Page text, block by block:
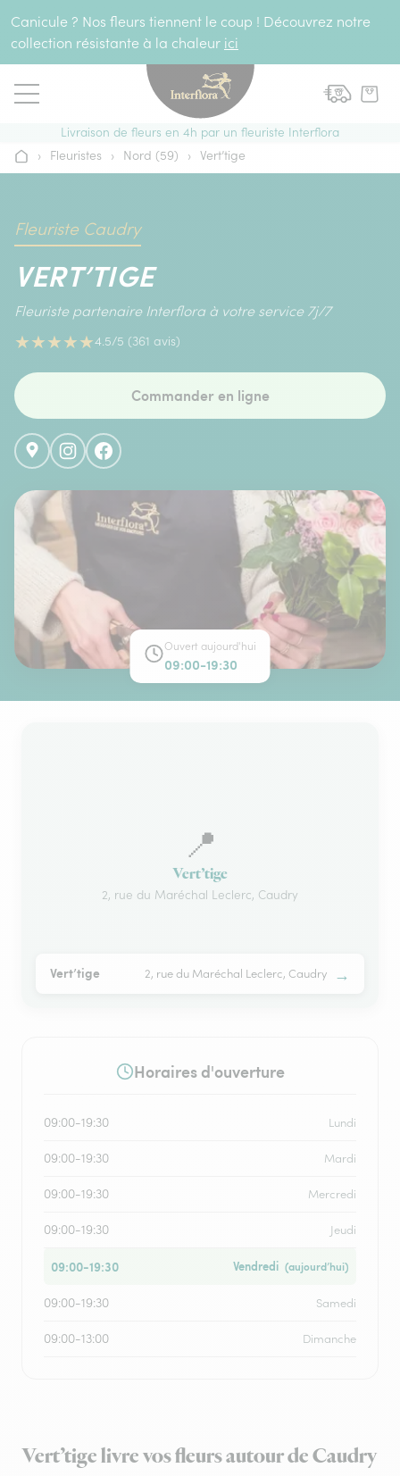
Canicule ? Nos fleurs tiennent le coup ! Découvrez notre
collection résistante à la chaleur ici
Livraison de fleurs en 4h par un fleuriste Interflora
Accueil
› Fleuristes › Nord (59) › Vert’tige
Fleuriste Caudry
VERT’TIGE
Fleuriste partenaire Interflora à votre service 7j/7
★★★★★4.5/5 (361 avis)
Commander en ligne
Ouvert aujourd'hui
09:00-19:30
📍
Vert’tige
2, rue du Maréchal Leclerc, Caudry
Vert’tige 2, rue du Maréchal Leclerc, Caudry →
Horaires d'ouverture
09:00-19:30 Lundi
09:00-19:30 Mardi
09:00-19:30 Mercredi
09:00-19:30 Jeudi
09:00-19:30 Vendredi (aujourd’hui)
09:00-19:30 Samedi
09:00-13:00 Dimanche
Vert’tige livre vos fleurs autour de Caudry